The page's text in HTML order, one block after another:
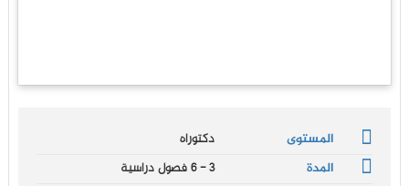
المستوى
دكتوراه
المدة
3 - 6 فصول دراسية